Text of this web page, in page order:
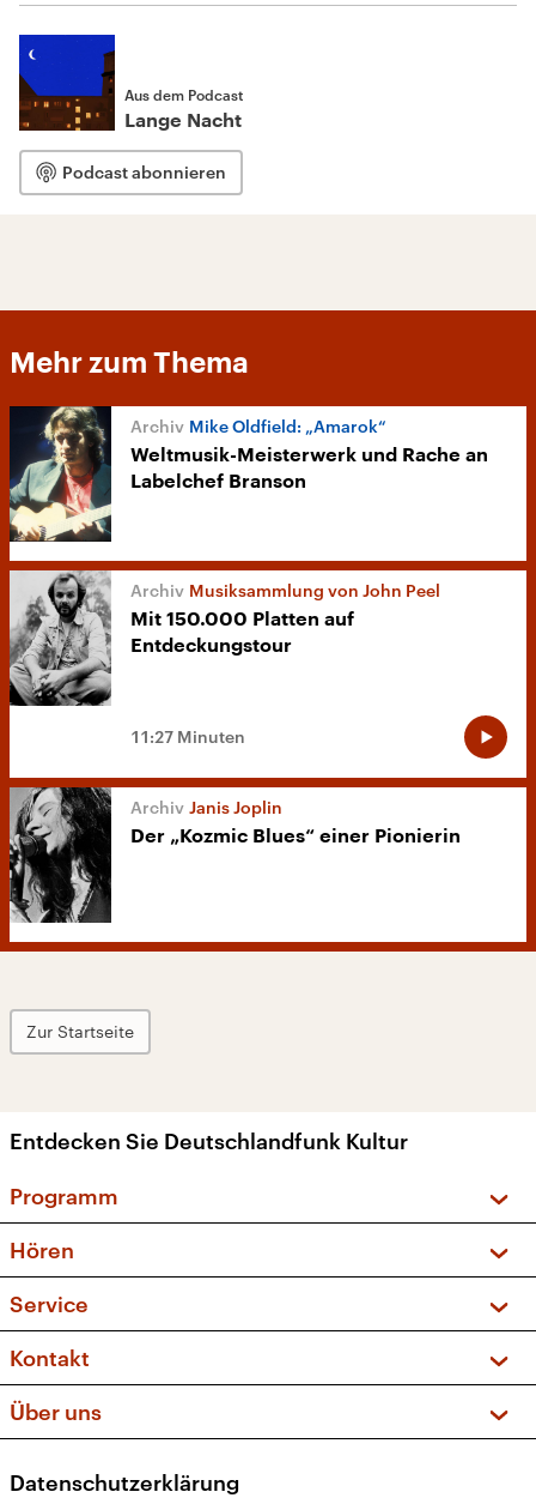
Aus dem Podcast
Lange Nacht
Podcast abonnieren
Mehr zum Thema
Mike Oldfield: „Amarok“
Weltmusik-Meisterwerk und Rache an
Labelchef Branson
Musiksammlung von John Peel
Mit 150.000 Platten auf
Entdeckungstour
11:27 Minuten
Janis Joplin
Der „Kozmic Blues“ einer Pionierin
Zur Startseite
Entdecken Sie Deutschlandfunk Kultur
Programm
Sendungen und Podcasts
Musikliste
Kakadu – Das Kinderprogramm
Hören
Frequenzen (UKW + DAB+)
Service
FAQ
Apps
Newsletter
Veranstaltungen
Kontakt
Social Media
Über uns
Presse
Datenschutzerklärung